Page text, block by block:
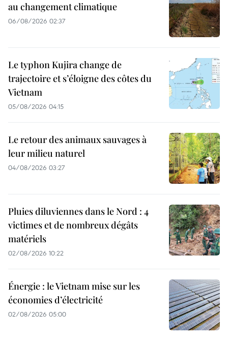
au changement climatique
06/08/2026 02:37
Le typhon Kujira change de
trajectoire et s’éloigne des côtes du
Vietnam
05/08/2026 04:15
Le retour des animaux sauvages à
leur milieu naturel
04/08/2026 03:27
Pluies diluviennes dans le Nord : 4
victimes et de nombreux dégâts
matériels
02/08/2026 10:22
Énergie : le Vietnam mise sur les
économies d’électricité
02/08/2026 05:00